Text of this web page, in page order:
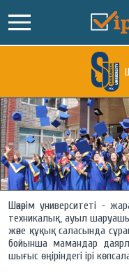
Шәкәрім университеті -
техникалық, ауыл
және құқық саласында
бойынша мамандар
шығыс өңіріндегі ірі